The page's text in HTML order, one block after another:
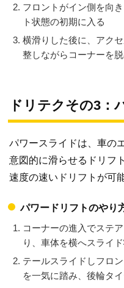
フロントがイン側を向
ト状態の初期に入る
横滑りした後に、アク
整しながらコーナーを脱
ドリテクその3：
パワースライドは、車の
意図的に滑らせるドリフ
速度の速いドリフトが可
パワードリフトのやり
コーナーの進入でステ
り、車体を横へスライ
テールスライドしフロ
を一気に踏み、後輪タ